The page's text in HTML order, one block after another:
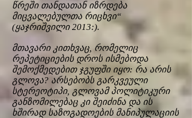
წრეში თანდათან იზრდება
მიცვალებულთა რიცხვი“
(ყაჯრიშვილი 2013:).
მთავარი კითხვაც, რომელიც
რეპეტიციების დროს ისმებოდა
შემოქმედებით ჯგუფში იყო: რა არის
გლოვა? არსებობს გარკვეული
სტერეოტიპი, გლოვამ პოლიტიკური
განზომილებაც კი შეიძინა და ის
ხშირად საზოგადოების მანიპულაციის